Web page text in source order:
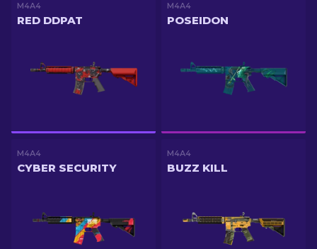
M4A4
RED DDPAT
M4A4
POSEIDON
M4A4
CYBER SECURITY
M4A4
BUZZ KILL